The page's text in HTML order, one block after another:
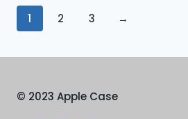
1 2 3 →
© 2023 Apple Case